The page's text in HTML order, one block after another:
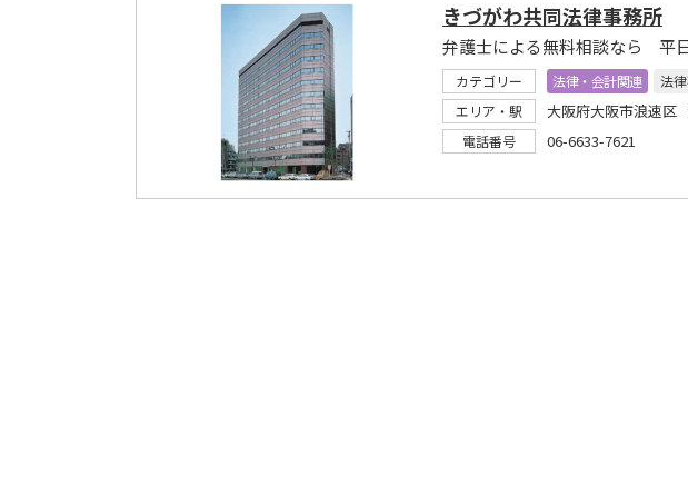
きづがわ共同法律事務所
弁護士による無料相談なら 平
カテゴリー 法律・会計関連
法
エリア・駅
大阪府大阪市浪速区
電話番号 06-6633-7621